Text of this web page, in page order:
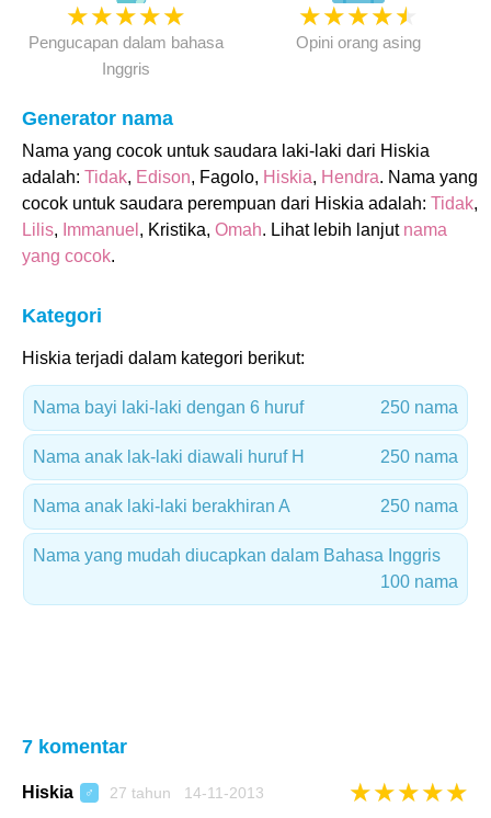
★★★★★
Pengucapan dalam bahasa
Inggris
★★★★★
Opini orang asing
Generator nama
Nama yang cocok untuk saudara laki-laki dari Hiskia
adalah: Tidak, Edison, Fagolo, Hiskia, Hendra. Nama yang
cocok untuk saudara perempuan dari Hiskia adalah: Tidak,
Lilis, Immanuel , Kristika, Omah. Lihat lebih lanjut nama
yang cocok.
Kategori
Hiskia terjadi dalam kategori berikut:
Nama bayi laki-laki dengan 6 huruf 250 nama
Nama anak lak-laki diawali huruf H 250 nama
Nama anak laki-laki berakhiran A 250 nama
Nama yang mudah diucapkan dalam Bahasa Inggris
100 nama
7 komentar
Hiskia ♂ 27 tahun 14-11-2013 ★★★★★